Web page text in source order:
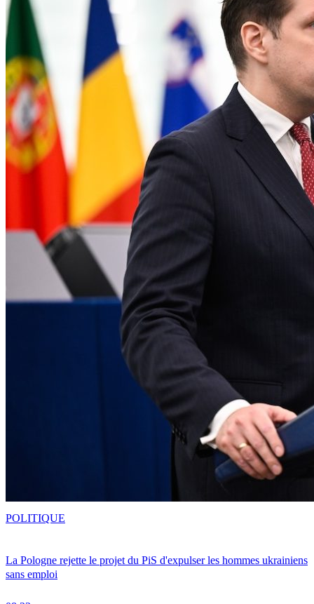
La Pologne rejette le projet du PiS d'expulser les hommes ukrainiens
sans emploi
POLITIQUE